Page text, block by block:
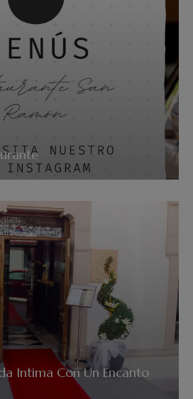
Intima Con Un Encanto